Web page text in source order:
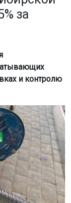
за
и контролю